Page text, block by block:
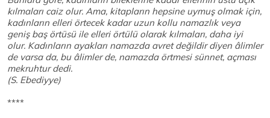
kılmaları caiz olur. Ama, kitapların hepsine uymuş olmak için,
kadınların elleri örtecek kadar uzun kollu namazlık veya
geniş baş örtüsü ile elleri örtülü olarak kılmaları, daha iyi
olur. Kadınların ayakları namazda avret değildir diyen âlimler
de varsa da, bu âlimler de, namazda örtmesi sünnet, açması
mekruhtur dedi.
(S. Ebediyye)
****